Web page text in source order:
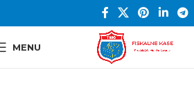
MENU